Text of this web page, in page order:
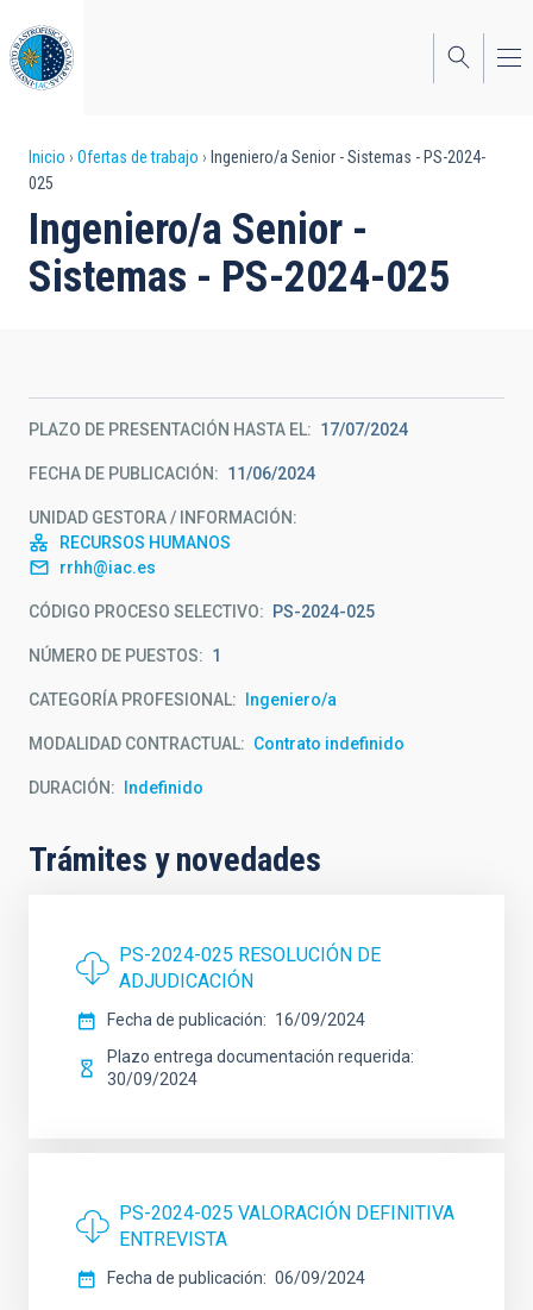
al
contenido
principal
Sobrescribir
enlaces
de
ayuda
navegación
Inicio Ofertas de trabajo
Ingeniero/a Senior - Sistemas - PS-2024-
025
Ingeniero/a Senior -
Sistemas - PS-2024-025
PLAZO DE PRESENTACIÓN HASTA EL 17/07/2024
FECHA DE PUBLICACIÓN 11/06/2024
UNIDAD GESTORA / INFORMACIÓN
RECURSOS HUMANOS
rrhh@iac.es
CÓDIGO PROCESO SELECTIVO PS-2024-025
NÚMERO DE PUESTOS 1
CATEGORÍA PROFESIONAL Ingeniero/a
MODALIDAD CONTRACTUAL Contrato indefinido
DURACIÓN Indefinido
Trámites y novedades
PS-2024-025 RESOLUCIÓN DE
ADJUDICACIÓN
Fecha de publicación
16/09/2024
Plazo entrega documentación requerida
30/09/2024
PS-2024-025 VALORACIÓN DEFINITIVA
ENTREVISTA
Fecha de publicación 06/09/2024